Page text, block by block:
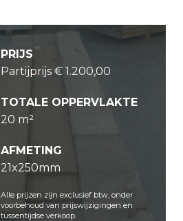
PRIJS
Partijprijs € 1.200,00
TOTALE OPPERVLAKTE
20 m²
AFMETING
21x250mm
Alle prijzen zijn exclusief btw, onder
voorbehoud van prijswijzigingen en
tussentijdse verkoop.